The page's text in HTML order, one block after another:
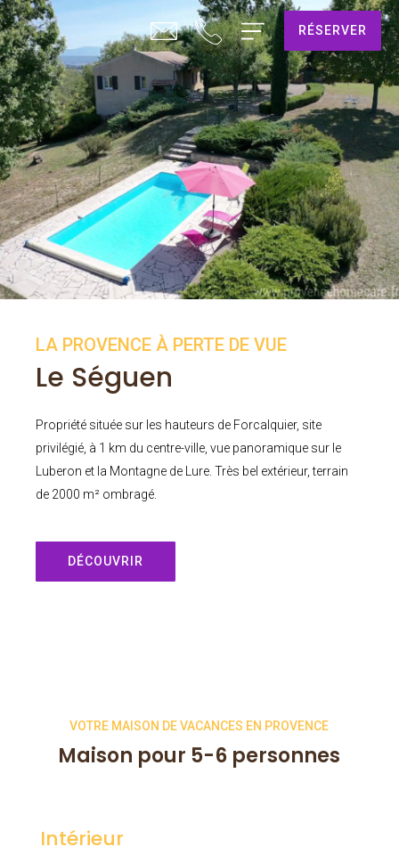
RÉSERVER
LA PROVENCE À PERTE DE VUE
Le Séguen
Propriété située sur les hauteurs de Forcalquier, site
privilégié, à 1 km du centre-ville, vue panoramique sur le
Luberon et la Montagne de Lure. Très bel extérieur, terrain
de 2000 m² ombragé.
DÉCOUVRIR
VOTRE MAISON DE VACANCES EN PROVENCE
Maison pour 5-6 personnes
Intérieur